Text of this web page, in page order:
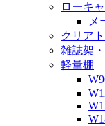
ローキ
メ
クリア
雑誌架
軽量棚